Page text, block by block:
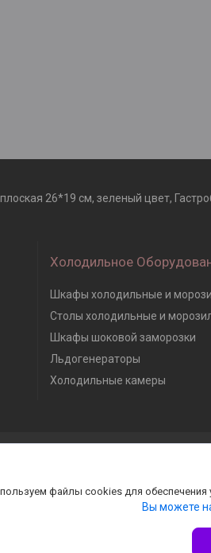
26*19 см, зеленый цвет,
Холодильное
Шкафы холодильные и
Столы холодильные и
Шкафы шоковой заморозки
Льдогенераторы
Холодильные камеры
файлы cookies для обеспечения
Вы можете